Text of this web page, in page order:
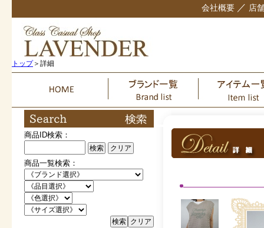
会社概要 ／ 店
トップ＞詳細
商品ID検索：
検索 クリア
商品一覧検索：
クリア
検索